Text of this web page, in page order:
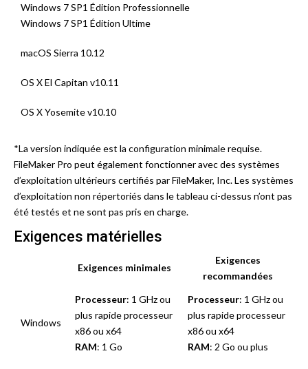
Windows 7 SP1 Édition Professionnelle
Windows 7 SP1 Édition Ultime
macOS Sierra 10.12
OS X El Capitan v10.11
OS X Yosemite v10.10
*La version indiquée est la configuration minimale requise.
FileMaker Pro peut également fonctionner avec des systèmes
d’exploitation ultérieurs certifiés par FileMaker, Inc. Les systèmes
d’exploitation non répertoriés dans le tableau ci-dessus n’ont pas
été testés et ne sont pas pris en charge.
Exigences matérielles
Exigences minimales
Exigences
recommandées
Windows
Processeur: 1 GHz ou
plus rapide processeur
x86 ou x64
RAM: 1 Go
Processeur: 1 GHz ou
plus rapide processeur
x86 ou x64
RAM: 2 Go ou plus